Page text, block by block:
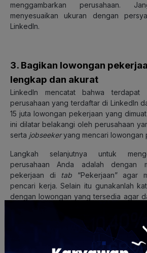
menggambarkan perusahaan.
menyesuaikan ukuran dengan
LinkedIn.
3. Bagikan lowongan
lengkap dan akurat
LinkedIn mencatat bahwa
perusahaan yang terdaftar di LinkedIn
15 juta lowongan pekerjaan yang
ini dilatar belakangi oleh perusahaan
serta jobseekeryang mencari lowongan
Langkah selanjutnya untuk
perusahaan Anda adalah dengan
pekerjaan di tab “Pekerjaan” agar
pencari kerja. Selain itu gunakanlah
dengan lowongan yang tersedia agar
4. Bagikan pembaruan dan